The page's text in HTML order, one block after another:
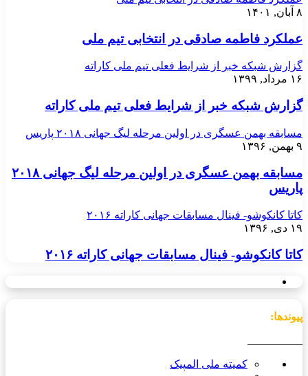
۸ آبان, ۱۴۰۱
عملکرد فاطمه صادقی در انتخابی تیم ملی
گزارش شبکه خبر از شرایط فعلی تیم ملی کاراته
۱۶ مرداد, ۱۳۹۹
گزارش شبکه خبر از شرایط فعلی تیم ملی کاراته
مسابقه بهمن عسگری در اولین مرحله لیگ جهانی ۲۰۱۸ پاریس
۹ بهمن, ۱۳۹۶
مسابقه بهمن عسگری در اولین مرحله لیگ جهانی ۲۰۱۸
پاریس
کاتا کانکوشو- فینال مسابقات جهانی کاراته ۲۰۱۶
۱۹ دی, ۱۳۹۶
کاتا کانکوشو- فینال مسابقات جهانی کاراته ۲۰۱۶
پیوندها:
کمیته ملی المپیک